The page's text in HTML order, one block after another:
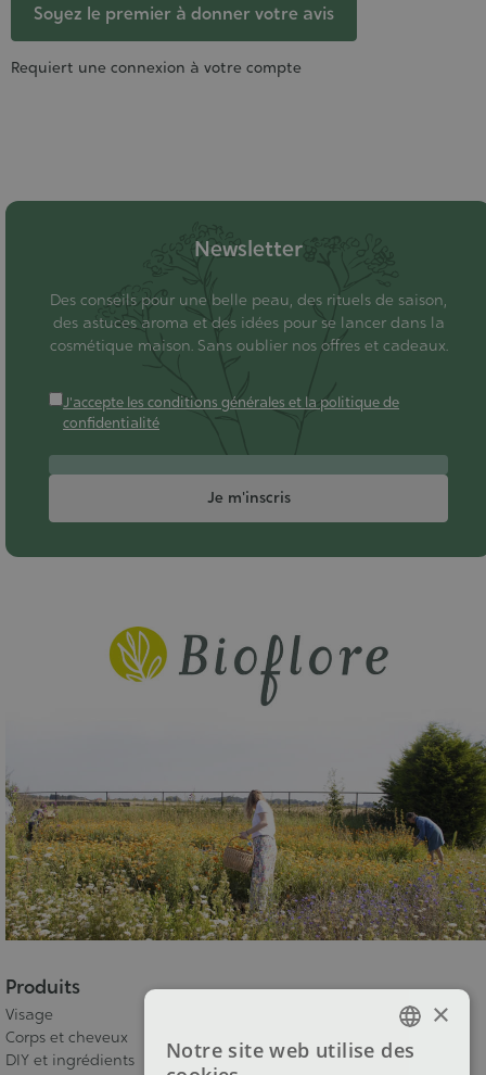
Soyez le premier à donner votre avis
Requiert une connexion à votre compte
Produits
Visage
Corps et cheveux
DIY et ingrédients
Newsletter
Des conseils pour une belle peau, des rituels de saison,
des astuces aroma et des idées pour se lancer dans la
cosmétique maison. Sans oublier nos offres et cadeaux.
J'accepte les conditions générales et la politique de
confidentialité
Je m'inscris
FRENCH
×
Notre site web utilise des